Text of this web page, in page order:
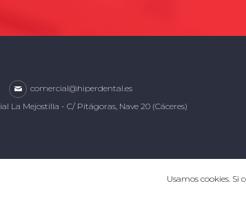
Usamos cookies. Si
comercial@hiperdental.es
La Mejostilla - C/ Pitágoras, Nave 20 (Cáceres)